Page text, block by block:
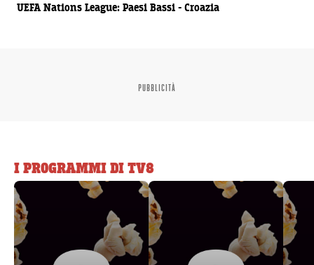
UEFA Nations League: Paesi Bassi - Croazia
PUBBLICITÀ
I PROGRAMMI DI TV8